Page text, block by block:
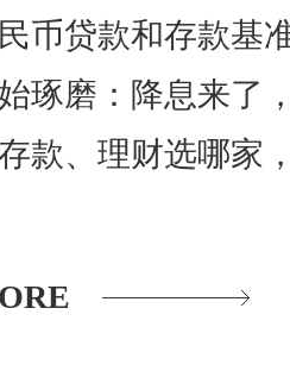
币贷款和存款基
琢磨：降息来了
款、理财选哪家